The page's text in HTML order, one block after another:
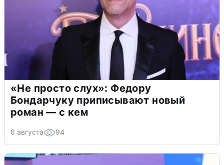
«Не просто слух»: Федору
Бондарчуку приписывают новый
роман — с кем
6 августа 94